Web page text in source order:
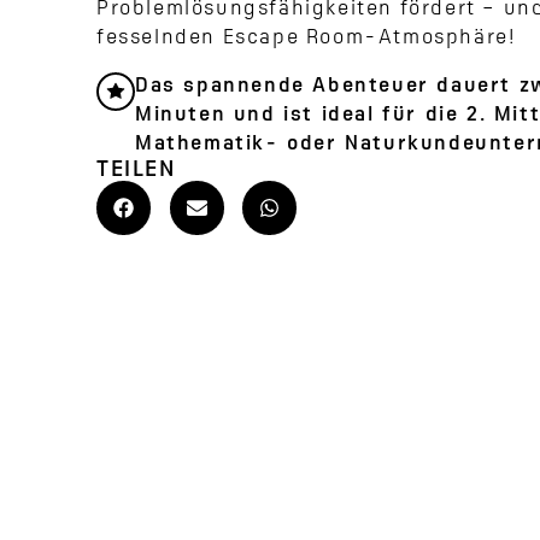
Problemlösungsfähigkeiten fördert –
fesselnden Escape Room-Atmosphäre!
Das spannende Abenteuer dauert
Minuten und ist ideal für die 2.
Mathematik- oder
TEILEN